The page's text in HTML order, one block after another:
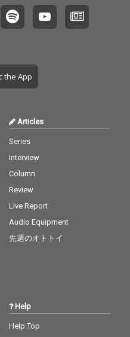
the App
Articles
Series
Interview
Column
Review
Live Report
Audio Equipment
先週のオトトイ
Help
Help Top